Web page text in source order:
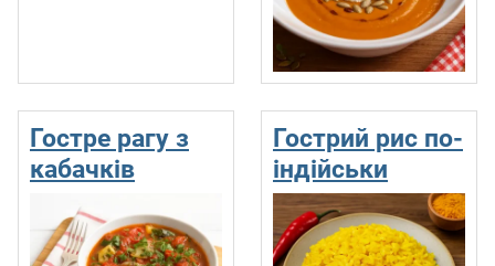
Гостре рагу з
кабачків
Гострий рис по-
індійськи